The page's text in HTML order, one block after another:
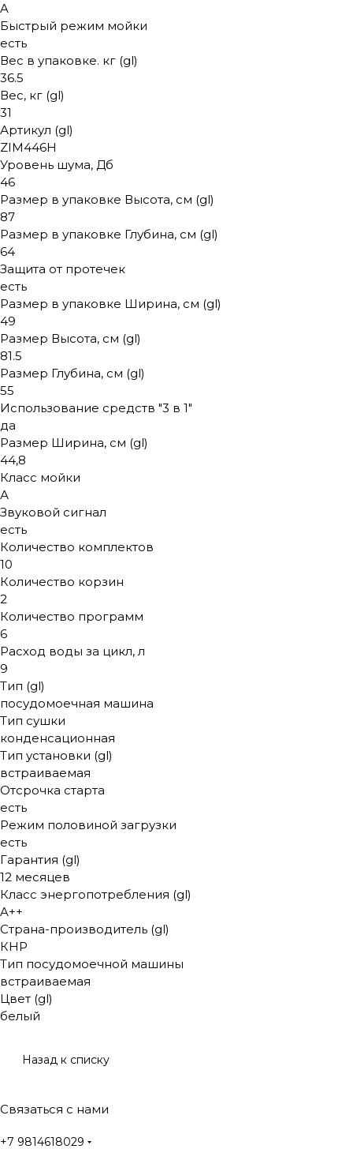
A
Быстрый режим мойки
есть
Вес в упаковке. кг (gl)
36.5
Вес, кг (gl)
31
Артикул (gl)
ZIM446H
Уровень шума, Дб
46
Размер в упаковке Высота, см (gl)
87
Размер в упаковке Глубина, см (gl)
64
Защита от протечек
есть
Размер в упаковке Ширина, см (gl)
49
Размер Высота, см (gl)
81.5
Размер Глубина, см (gl)
55
Использование средств "3 в 1"
да
Размер Ширина, см (gl)
44,8
Класс мойки
А
Звуковой сигнал
есть
Количество комплектов
10
Количество корзин
2
Количество программ
6
Расход воды за цикл, л
9
Тип (gl)
посудомоечная машина
Тип сушки
конденсационная
Тип установки (gl)
встраиваемая
Отсрочка старта
есть
Режим половиной загрузки
есть
Гарантия (gl)
12 месяцев
Класс энергопотребления (gl)
A++
Страна-производитель (gl)
КНР
Тип посудомоечной машины
встраиваемая
Цвет (gl)
белый
Назад к списку
Связаться с нами
+7 9814618029